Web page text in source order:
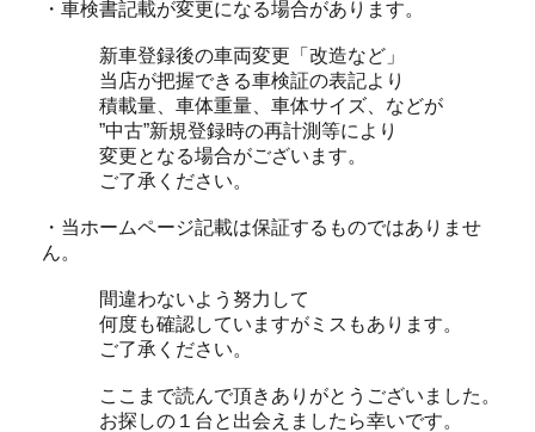
・車検書記載が変更になる場合があります。
新車登録後の車両変更「改造など」
当店が把握できる車検証の表記より
積載量、車体重量、車体サイズ、などが
”中古”新規登録時の再計測等により
変更となる場合がございます。
ご了承ください。
・当ホームページ記載は保証するものではありませ
ん。
間違わないよう努力して
何度も確認していますがミスもあります。
ご了承ください。
ここまで読んで頂きありがとうございました。
お探しの１台と出会えましたら幸いです。